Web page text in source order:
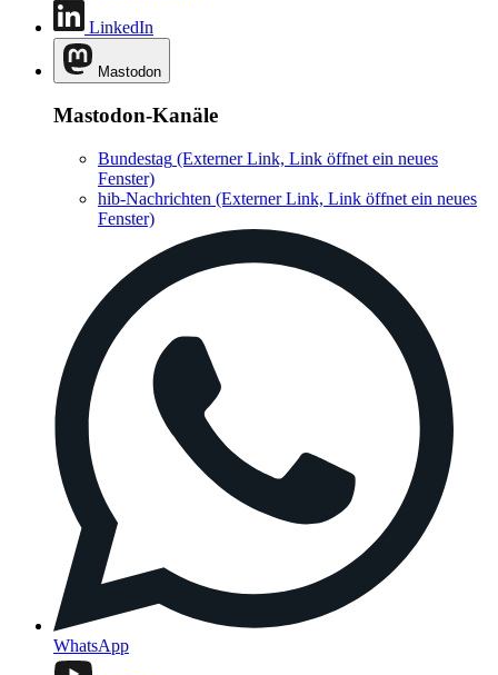
LinkedIn
Mastodon
Mastodon-Kanäle
Bundestag (Externer Link, Link öffnet ein neues
Fenster)
hib-Nachrichten (Externer Link, Link öffnet ein neues
Fenster)
WhatsApp